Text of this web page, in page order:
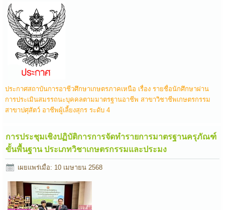
ประกาศสถาบันการอาชีวศึกษาเกษตรภาคเหนือ เรื่อง รายชื่อนักศึกษาผ่าน
การประเมินสมรรถนะบุคคลตามมาตรฐานอาชีพ สาขาวิชาชีพเกษตรกรรม
สาขาปศุสัตว์ อาชีพผู้เลี้ยงสุกร ระดับ 4
การประชุมเชิงปฏิบัติการการจัดทำรายการมาตรฐานครุภัณฑ์
ขั้นพื้นฐาน ประเภทวิชาเกษตรกรรมและประมง
เผยแพร่เมื่อ: 10 เมษายน 2568